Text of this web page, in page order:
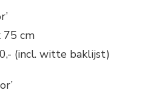
75 cm
(incl. witte baklijst)